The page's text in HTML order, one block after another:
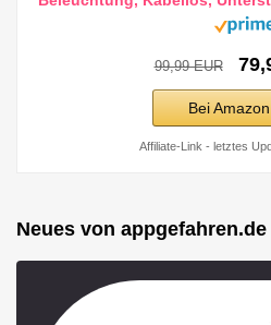
99,99 EUR
Bei
Affiliate-Link - letztes
Neues von appgefahren.de